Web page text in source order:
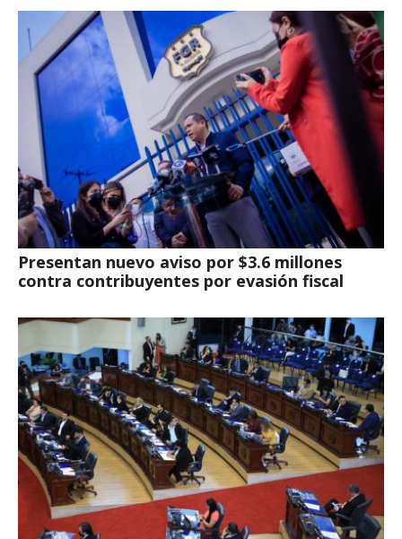
Presentan nuevo aviso por $3.6 millones
contra contribuyentes por evasión fiscal